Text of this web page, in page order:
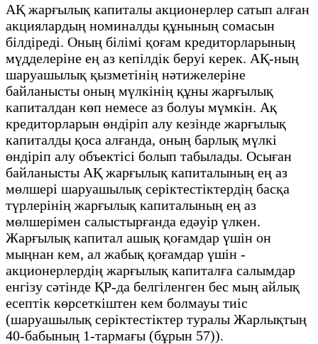
АҚ жарғылық капиталы акционерлер сатып алған
акциялардың номиналды құнының сомасын
білдіреді. Оның білімі қоғам кредиторларының
мүдделеріне ең аз кепілдік беруі керек. АҚ-ның
шаруашылық қызметінің нәтижелеріне
байланысты оның мүлкінің құны жарғылық
капиталдан көп немесе аз болуы мүмкін. Ақ
кредиторларын өндіріп алу кезінде жарғылық
капиталды қоса алғанда, оның барлық мүлкі
өндіріп алу объектісі болып табылады. Осыған
байланысты АҚ жарғылық капиталының ең аз
мөлшері шаруашылық серіктестіктердің басқа
түрлерінің жарғылық капиталының ең аз
мөлшерімен салыстырғанда едәуір үлкен.
Жарғылық капитал ашық қоғамдар үшін он
мыңнан кем, ал жабық қоғамдар үшін -
акционерлердің жарғылық капиталға салымдар
енгізу сәтінде ҚР-да белгіленген бес мың айлық
есептік көрсеткіштен кем болмауы тиіс
(шаруашылық серіктестіктер туралы Жарлықтың
40-бабының 1-тармағы (бұрын 57)).